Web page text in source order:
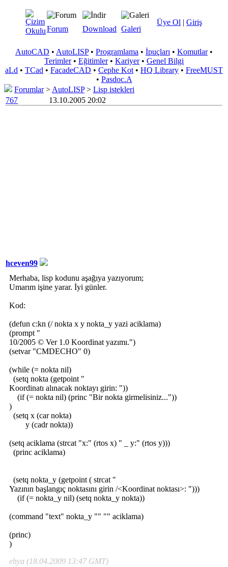
Üye Ol | Giriş
Forum Download Galeri
AutoCAD • AutoLISP• Programlama • İpuçları • Komutlar•
Terimler• Eğitimler• Kariyer• Genel Bilgi
aLd • TCad • FacadeCAD • Cephe Kot • HQ Library • FreeMUST
• Pasdoc.A
Forumlar> AutoLISP> Lisp istekleri
767
13.10.2005 20:02
hceven99
Merhaba, lisp kodunu aşağıya yazıyorum;
Umarım işine yarar. İyi günler.
Kod:
(defun c:kn (/ nokta x y nokta_y yazi aciklama)
(prompt "
10/2005 © Ver 1.0 Koordinat yazımı.")
(setvar "CMDECHO" 0)
(while (= nokta nil)
(setq nokta (getpoint "
Koordinatı alınacak noktayı girin: "))
(if (= nokta nil) (princ "Bir nokta girmelisiniz..."))
)
(setq x (car nokta)
y (cadr nokta))
(setq aciklama (strcat "x:" (rtos x) " _ y:" (rtos y)))
(princ aciklama)
(setq nokta_y (getpoint ( strcat "
Yazının başlangıç noktasını girin /<Koordinat noktası>: ")))
(if (= nokta_y nil) (setq nokta_y nokta))
(command "text" nokta_y "" "" aciklama)
(princ)
)
ehya (18.04.2009 13:47 GMT)